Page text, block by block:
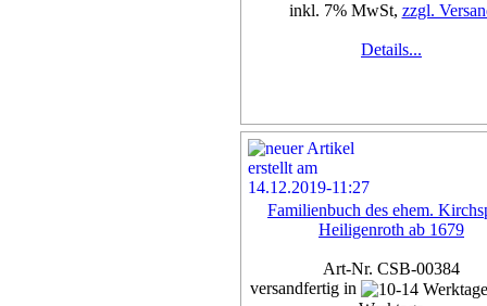
inkl. 7% MwSt, zzgl.
Details...
Familienbuch des ehem.
Heiligenroth ab 1679
Art-Nr. CSB-00384
versandfertig in